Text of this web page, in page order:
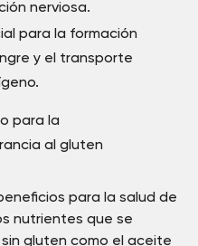
nerviosa.
para la formación
y el transporte
para la
al gluten
para la salud de
nutrientes que se
gluten como el aceite